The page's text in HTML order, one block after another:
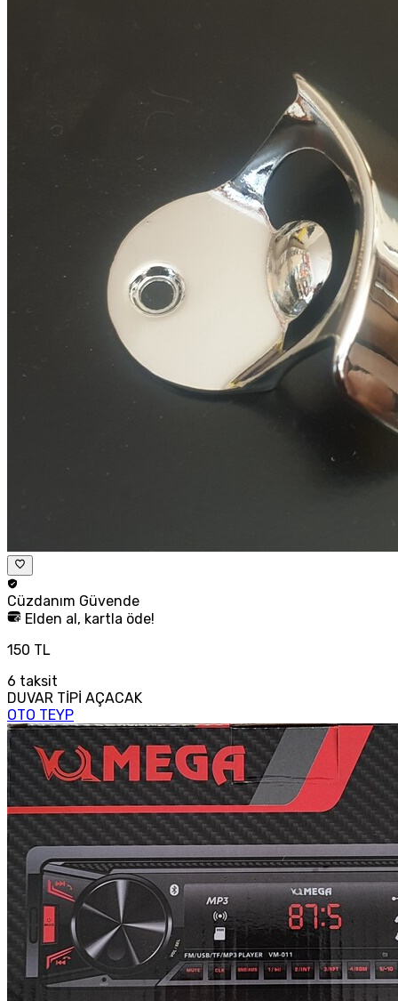
Cüzdanım Güvende
Elden al, kartla öde!
150 TL
6 taksit
DUVAR TİPİ AÇACAK
OTO TEYP